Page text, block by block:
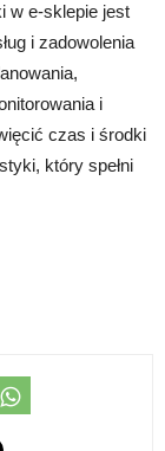
w e-sklepie jest
i zadowolenia
i
czas i środki
który spełni